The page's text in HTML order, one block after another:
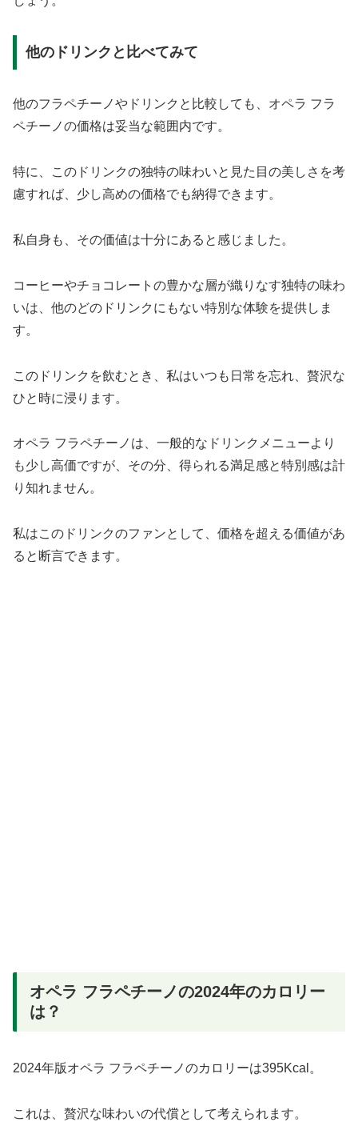
他のドリンクと比べてみて
他のフラペチーノやドリンクと比較しても、オペラ フラ
ペチーノの価格は妥当な範囲内です。
特に、このドリンクの独特の味わいと見た目の美しさを考
慮すれば、少し高めの価格でも納得できます。
私自身も、その価値は十分にあると感じました。
コーヒーやチョコレートの豊かな層が織りなす独特の味わ
いは、他のどのドリンクにもない特別な体験を提供しま
す。
このドリンクを飲むとき、私はいつも日常を忘れ、贅沢な
ひと時に浸ります。
オペラ フラペチーノは、一般的なドリンクメニューより
も少し高価ですが、その分、得られる満足感と特別感は計
り知れません。
私はこのドリンクのファンとして、価格を超える価値があ
ると断言できます。
オペラ フラペチーノの2024年のカロリー
は？
2024年版オペラ フラペチーノのカロリーは395Kcal。
これは、贅沢な味わいの代償として考えられます。